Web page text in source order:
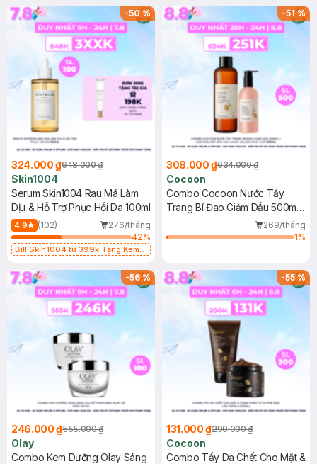
(SL có hạn)
-50%
324.000 ₫648.000 ₫
Skin1004
Serum Skin1004 Rau Má Làm
Dịu & Hỗ Trợ Phục Hồi Da 100ml
4.9 (102)
276/tháng
42%
Bill Skin1004 từ 399k Tặng Kem
SPF 50+ 20ml (SL Có Hạn)
-51%
308.000 ₫634.000 ₫
Cocoon
Combo Cocoon Nước Tẩy
Trang Bí Đao Giảm Dầu 500ml
+ Sữa Rửa Mặt Sen Hậu Giang
Dịu Da Nhạy Cảm 310ml
269/tháng
1%
-56%
246.000 ₫555.000 ₫
Olay
Combo Kem Dưỡng Olay Sáng
-55%
131.000 ₫290.000 ₫
Cocoon
Combo Tẩy Da Chết Cho Mặt &